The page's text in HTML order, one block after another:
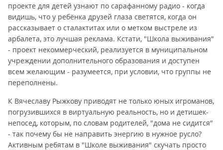
проекте для детей узнают по сарафанному радио - когда
видишь, что у ребёнка друзей глаза светятся, когда он
рассказывает о сталактитах или о метком выстреле из
арбалета, это лучшая реклама. Кстати, "Школа выживания"
- проект некоммерческий, реализуется в муниципальном
учреждении дополнительного образования и доступен
всем желающим - разумеется, при условии, что группы не
переполнены.
К Вячеславу Рыжкову приводят не только юных игроманов,
погрузившихся в виртуальную реальность, но и детишек-
непосед, которым, по словам родителей, "дома не сидится"
- так почему бы не направить энергию в нужное русло?
Активным ребятам в "Школе выживания" скучать просто